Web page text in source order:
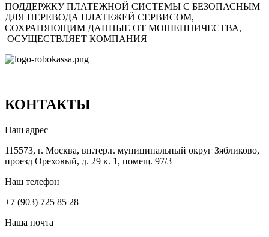
ПОДДЕРЖКУ ПЛАТЕЖНОЙ СИСТЕМЫ С БЕЗОПАСНЫМ
ДЛЯ ПЕРЕВОДА ПЛАТЕЖЕЙ СЕРВИСОМ,
СОХРАНЯЮЩИМ ДАННЫЕ ОТ МОШЕННИЧЕСТВА,
ОСУЩЕСТВЛЯЕТ КОМПАНИЯ
КОНТАКТЫ
Наш адрес
115573, г. Москва, вн.тер.г. муниципальный округ Зябликово,
проезд Ореховый, д. 29 к. 1, помещ. 97/3
Наш телефон
+7 (903) 725 85 28 |
Наша почта